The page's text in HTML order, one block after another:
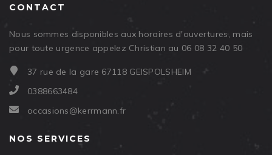
CONTACT
Nous sommes disponibles aux horaires d'ouvertures, mais
pour toute urgence appelez Christian au 06 08 32 40 50
37 rue de la gare 67118 GEISPOLSHEIM
0388663484
occasions@kerrmann.fr
NOS SERVICES